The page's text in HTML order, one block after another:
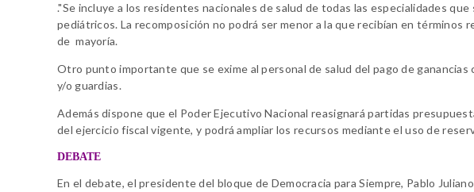
."Se incluye a los residentes nacionales de salud de todas las especialidades
pediátricos. La recomposición no podrá ser menor a la que recibían en términos
de mayoría.
Otro punto importante que se exime al personal de salud del pago de
y/o guardias.
Además dispone que el Poder Ejecutivo Nacional reasignará partidas
del ejercicio fiscal vigente, y podrá ampliar los recursos mediante el uso de
DEBATE
En el debate, el presidente del bloque de Democracia para Siempre, Pablo